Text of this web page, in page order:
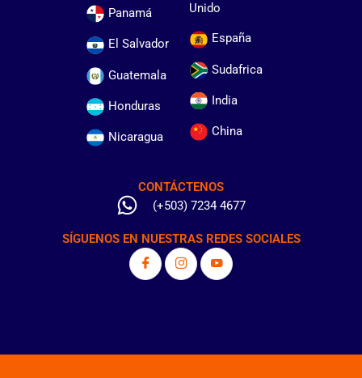
Panamá
El Salvador
Guatemala
Honduras
Nicaragua
Unido
España
Sudafrica
India
China
CONTÁCTENOS
(+503) 7234 4677
SÍGUENOS EN NUESTRAS REDES SOCIALES